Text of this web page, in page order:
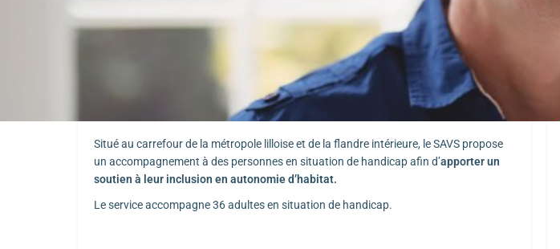
S'y rendre
Présentation de l'établissement
Situé au carrefour de la métropole lilloise et de la flandre intérieure, le SAVS propose
un accompagnement à des personnes en situation de handicap afin d’apporter un
soutien à leur inclusion en autonomie d’habitat.
Le service accompagne 36 adultes en situation de handicap.